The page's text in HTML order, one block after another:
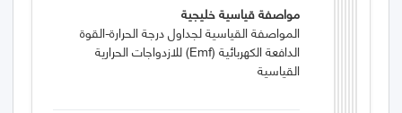
مواصفة قياسية خليجية
المواصفة القياسية لجداول درجة الحرارة-القوة
الدافعة الكهربائية (emf) للازدواجات الحرارية
القياسية